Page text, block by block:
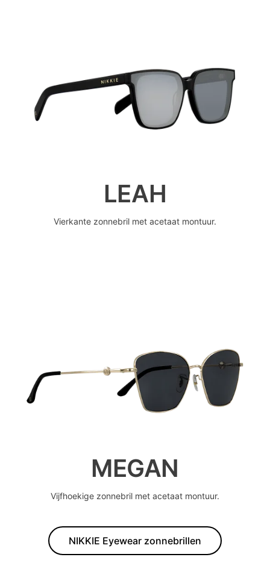
LEAH
Vierkante zonnebril met acetaat montuur.
MEGAN
Vijfhoekige zonnebril met acetaat montuur.
NIKKIE Eyewear zonnebrillen